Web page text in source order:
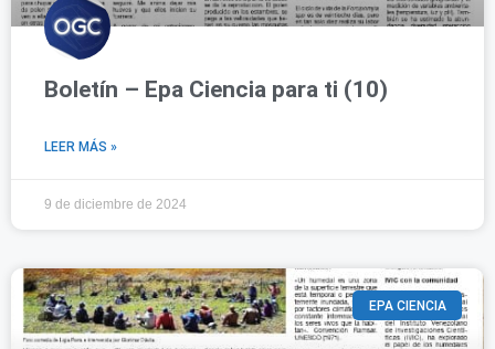
Boletín – Epa Ciencia para ti (10)
LEER MÁS »
9 de diciembre de 2024
EPA CIENCIA